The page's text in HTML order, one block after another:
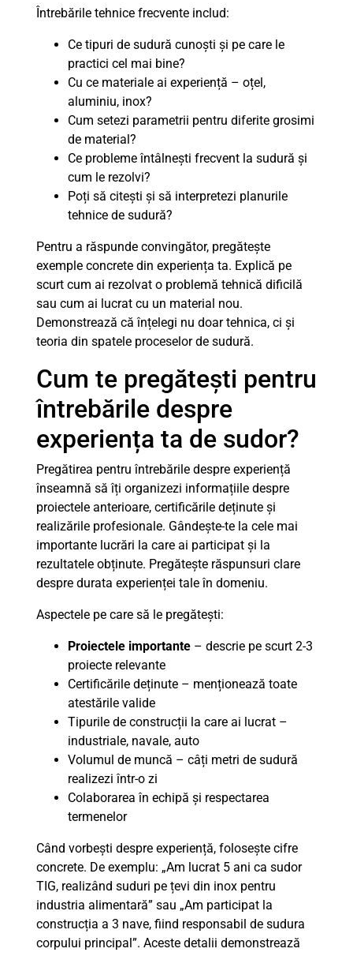
Întrebările tehnice frecvente includ:
Ce tipuri de sudură cunoști și pe care le
practici cel mai bine?
Cu ce materiale ai experiență – oțel,
aluminiu, inox?
Cum setezi parametrii pentru diferite grosimi
de material?
Ce probleme întâlnești frecvent la sudură și
cum le rezolvi?
Poți să citești și să interpretezi planurile
tehnice de sudură?
Pentru a răspunde convingător, pregătește
exemple concrete din experiența ta. Explică pe
scurt cum ai rezolvat o problemă tehnică dificilă
sau cum ai lucrat cu un material nou.
Demonstrează că înțelegi nu doar tehnica, ci și
teoria din spatele proceselor de sudură.
Cum te pregătești pentru
întrebările despre
experiența ta de sudor?
Pregătirea pentru întrebările despre experiență
înseamnă să îți organizezi informațiile despre
proiectele anterioare, certificările deținute și
realizările profesionale. Gândește-te la cele mai
importante lucrări la care ai participat și la
rezultatele obținute. Pregătește răspunsuri clare
despre durata experienței tale în domeniu.
Aspectele pe care să le pregătești:
Proiectele importante – descrie pe scurt 2-3
proiecte relevante
Certificările deținute – menționează toate
atestările valide
Tipurile de construcții la care ai lucrat –
industriale, navale, auto
Volumul de muncă – câți metri de sudură
realizezi într-o zi
Colaborarea în echipă și respectarea
termenelor
Când vorbești despre experiență, folosește cifre
concrete. De exemplu: „Am lucrat 5 ani ca sudor
TIG, realizând suduri pe țevi din inox pentru
industria alimentară” sau „Am participat la
construcția a 3 nave, fiind responsabil de sudura
corpului principal”. Aceste detalii demonstrează